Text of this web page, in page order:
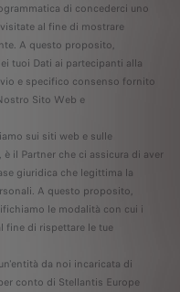
di concederci uno
al fine di mostrare
A questo proposito,
tuoi Dati ai partecipanti alla
e specifico consenso fornito
Sito Web e
sui siti web e sulle
il Partner che ci assicura di aver
giuridica che legittima la
A questo proposito,
le modalità con cui i
fine di rispettare le tue
da noi incaricata di
conto di Stellantis Europe